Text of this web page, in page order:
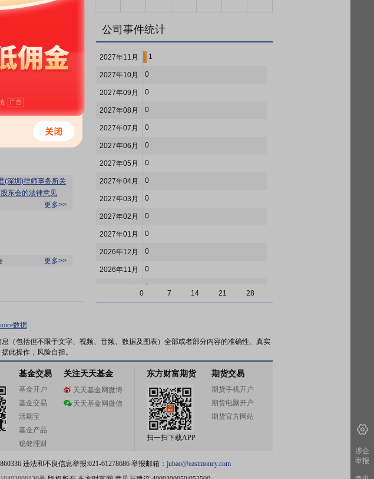
股本变动
(深圳)律师事务所关
东会的法律意见
更多>>
更多>>
经营压力，26Q1经
更多>>
27日接待50家机构
公司事件统计
2027年11月 1
2027年10月 0
2027年09月 0
2027年08月 0
2027年07月 0
2027年06月 0
2027年05月 0
2027年04月 0
2027年03月 0
2027年02月 0
2027年01月 0
2026年12月 0
2026年11月 0
0
2026年09月 0
2026年07月 0
2026年05月 2
2026年04月 16
2025年12月 3
0 7 14 21 28
数据
（包括但不限于文字、视频、音频、数据及图表）全部或者部分内容的准确性、真实
此操作，风险自担。
基金交易
基金开户
基金交易
活期宝
基金产品
稳健理财
关注天天基金
天天基金网微博
天天基金网微信
东方财富期货
扫一扫下载APP
期货交易
期货手机开户
期货电脑开户
期货官方网站
违法和不良信息举报:021-61278686 举报邮箱： jubao@eastmoney.com
涉企
举报